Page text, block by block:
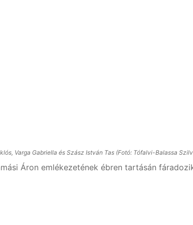
Varga Gabriella és Szász István Tas (Fotó: Tófalvi-Balassa
Áron emlékezetének ébren tartásán